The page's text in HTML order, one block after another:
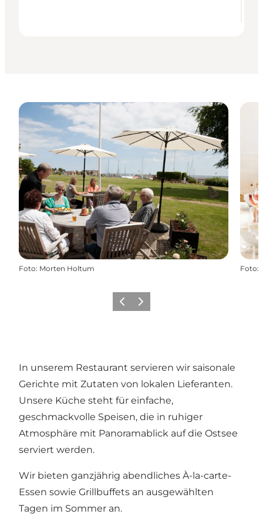
Foto: Morten Holtum Foto:
ZurückWeiter
In unserem Restaurant servieren wir saisonale
Gerichte mit Zutaten von lokalen Lieferanten.
Unsere Küche steht für einfache,
geschmackvolle Speisen, die in ruhiger
Atmosphäre mit Panoramablick auf die Ostsee
serviert werden.
Wir bieten ganzjährig abendliches À-la-carte-
Essen sowie Grillbuffets an ausgewählten
Tagen im Sommer an.